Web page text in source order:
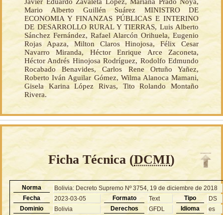
Mario Alberto Guillén Suárez MINISTRO DE
ECONOMIA Y FINANZAS PÚBLICAS E INTERINO
DE DESARROLLO RURAL Y TIERRAS, Luis Alberto
Sánchez Fernández, Rafael Alarcón Orihuela, Eugenio
Rojas Apaza, Milton Claros Hinojosa, Félix Cesar
Navarro Miranda, Héctor Enrique Arce Zaconeta,
Héctor Andrés Hinojosa Rodríguez, Rodolfo Edmundo
Rocabado Benavides, Carlos Rene Ortuño Yañez,
Roberto Iván Aguilar Gómez, Wilma Alanoca Mamani,
Gisela Karina López Rivas, Tito Rolando Montaño
Rivera.
Ficha Técnica (DCMI)
Norma
Bolivia: Decreto Supremo Nº 3754, 19 de diciembre de 2018
Fecha
2023-03-05 Formato Text Tipo
DS
Dominio
Bolivia Derechos GFDL Idioma es